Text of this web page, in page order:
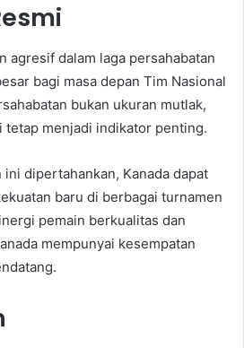
agresif dalam laga persahabatan
bagi masa depan Tim Nasional
bukan ukuran mutlak,
tetap menjadi indikator penting.
dipertahankan, Kanada dapat
baru di berbagai turnamen
pemain berkualitas dan
mempunyai kesempatan